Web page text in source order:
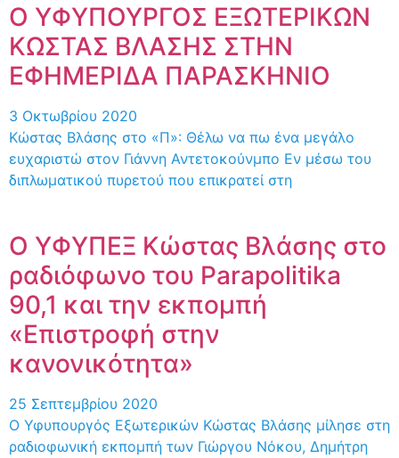
Ο ΥΦΥΠΟΥΡΓΟΣ ΕΞΩΤΕΡΙΚΩΝ
ΚΩΣΤΑΣ ΒΛΑΣΗΣ ΣΤΗΝ
ΕΦΗΜΕΡΙΔΑ ΠΑΡΑΣΚΗΝΙΟ
3 Οκτωβρίου 2020
Κώστας Βλάσης στο «Π»: Θέλω να πω ένα μεγάλο
ευχαριστώ στον Γιάννη Αντετοκούνμπο Εν μέσω του
διπλωματικού πυρετού που επικρατεί στη
Ο ΥΦΥΠΕΞ Κώστας Βλάσης στο
ραδιόφωνο του Parapolitika
90,1 και την εκπομπή
«Επιστροφή στην
κανονικότητα»
25 Σεπτεμβρίου 2020
Ο Υφυπουργός Εξωτερικών Κώστας Βλάσης μίλησε στη
ραδιοφωνική εκπομπή των Γιώργου Νόκου, Δημήτρη